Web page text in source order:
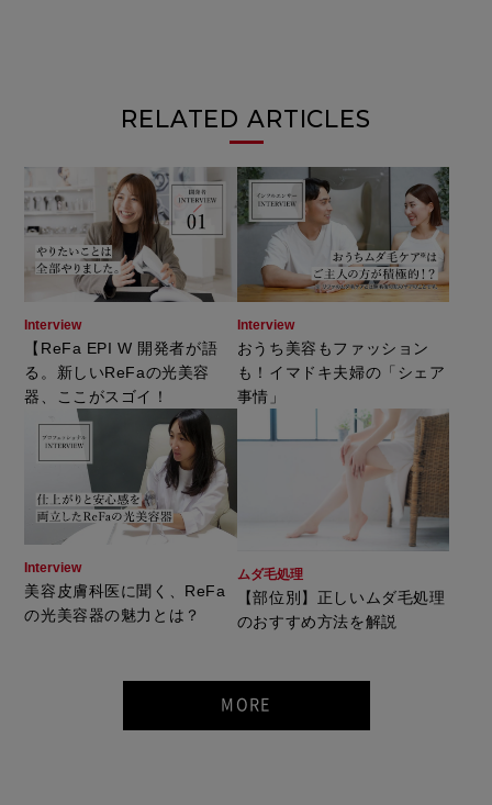
RELATED ARTICLES
Interview
【ReFa EPI W 開発者が語
る。新しいReFaの光美容
器、ここがスゴイ！
Interview
おうち美容もファッション
も！イマドキ夫婦の「シェア
事情」
Interview
美容皮膚科医に聞く、ReFa
の光美容器の魅力とは？
ムダ毛処理
【部位別】正しいムダ毛処理
のおすすめ方法を解説
MORE